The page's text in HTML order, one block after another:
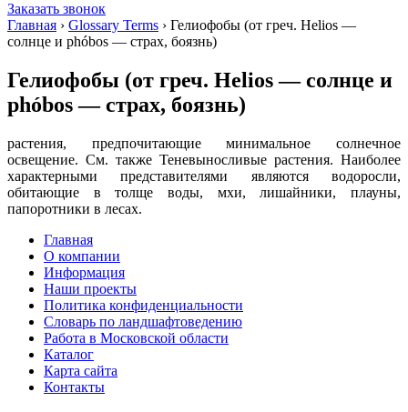
Заказать звонок
Главная › Glossary Terms › Гелиофобы (от греч. Helios —
солнце и phóbos — страх, боязнь)
Гелиофобы (от греч. Helios — солнце и
phóbos — страх, боязнь)
растения, предпочитающие минимальное солнечное
освещение. См. также Теневыносливые растения. Наиболее
характерными представителями являются водоросли,
обитающие в толще воды, мхи, лишайники, плауны,
папоротники в лесах.
Главная
О компании
Информация
Наши проекты
Политика конфиденциальности
Словарь по ландшафтоведению
Работа в Московской области
Каталог
Карта сайта
Контакты